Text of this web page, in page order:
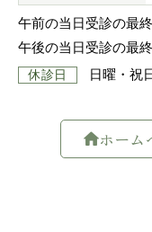
ホーム